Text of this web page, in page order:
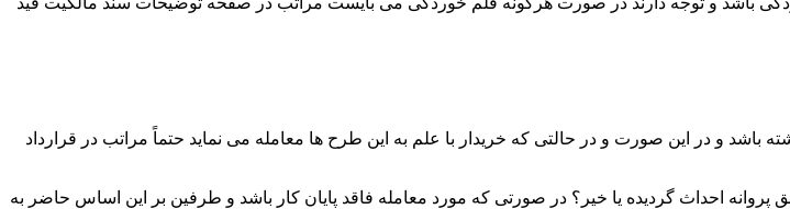
و در این صورت و در حالتی که خریدار با علم به این طرح ها معامله می نماید حتماً مراتب در قرارداد
احداث گردیده یا خیر؟ در صورتی که مورد معامله فاقد پایان کار باشد و طرفین بر این اساس حاضر به